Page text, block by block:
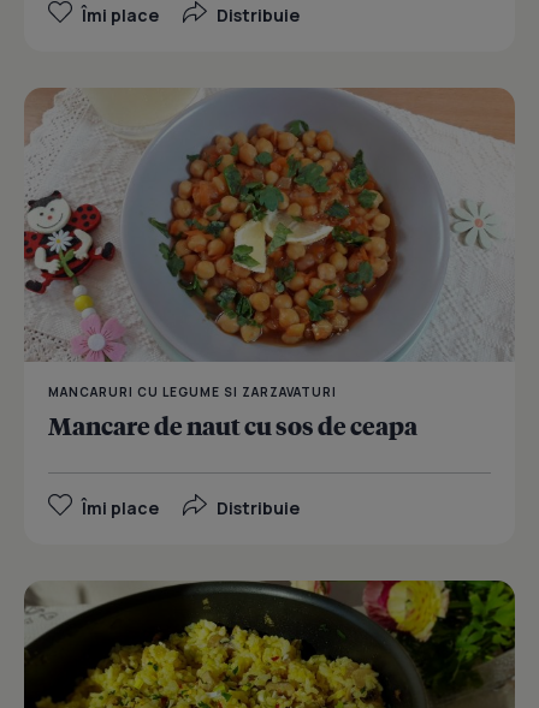
Îmi place Distribuie
MANCARURI CU LEGUME SI ZARZAVATURI
Mancare de naut cu sos de ceapa
Îmi place Distribuie